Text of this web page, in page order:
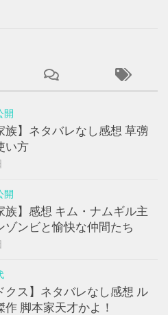
開
族】ネタバレなし感想 草彅
い方
開
族】感想 キム・ナムギル主
ンビと愉快な仲間たち
クス】ネタバレなし感想 ル
作 脚本家天才かよ！